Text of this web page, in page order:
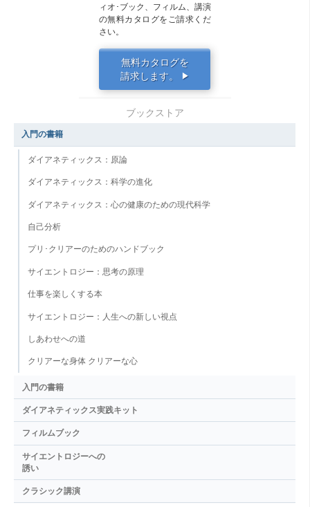
ィオ･ブック、フィルム、講演
の無料カタログをご請求くだ
さい。
無料カタログを
請求します。
▶
ブックストア
入門の書籍
ダイアネティックス：原論
ダイアネティックス：科学の進化
ダイアネティックス：心の健康のための現代科学
自己分析
プリ･クリアーのためのハンドブック
サイエントロジー：思考の原理
仕事を楽しくする本
サイエントロジー：人生への新しい視点
しあわせへの道
クリアーな身体 クリアーな心
入門の書籍
ダイアネティックス実践キット
フィルムブック
サイエントロジーへの
誘い
クラシック講演